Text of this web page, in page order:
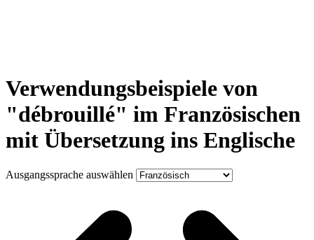
Verwendungsbeispiele von
"débrouillé" im Französischen
mit Übersetzung ins Englische
Ausgangssprache auswählen